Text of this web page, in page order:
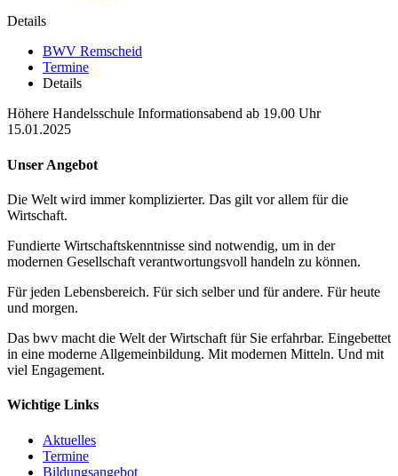
Details
BWV Remscheid
Termine
Details
Höhere Handelsschule Informationsabend ab 19.00 Uhr
15.01.2025
Unser Angebot
Die Welt wird immer komplizierter. Das gilt vor allem für die
Wirtschaft.
Fundierte Wirtschaftskenntnisse sind notwendig, um in der
modernen Gesellschaft verantwortungsvoll handeln zu können.
Für jeden Lebensbereich. Für sich selber und für andere. Für heute
und morgen.
Das bwv macht die Welt der Wirtschaft für Sie erfahrbar. Eingebettet
in eine moderne Allgemeinbildung. Mit modernen Mitteln. Und mit
viel Engagement.
Wichtige Links
Aktuelles
Termine
Bildungsangebot